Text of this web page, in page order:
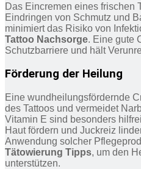
Das Eincremen eines frischen
Eindringen von Schmutz und
minimiert das Risiko von
Tattoo Nachsorge. Eine gute
Schutzbarriere und hält
Förderung der Heilung
Eine wundheilungsfördernde
des Tattoos und vermeidet
Vitamin E sind besonders
Haut fördern und Juckreiz
Anwendung solcher
Tätowierung Tipps, um den
unterstützen.